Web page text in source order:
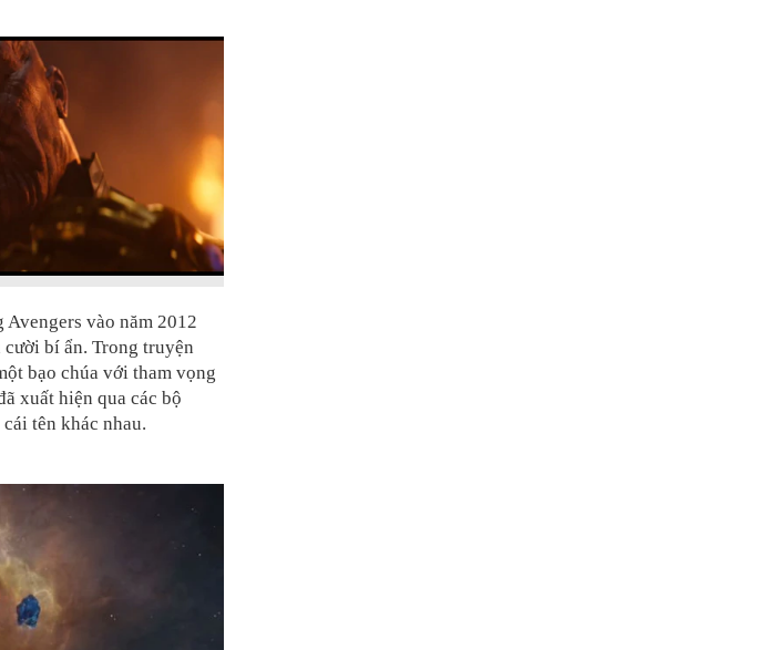
vào năm 2012
bí ẩn. Trong truyện
bạo chúa với tham vọng
xuất hiện qua các bộ
tên khác nhau.